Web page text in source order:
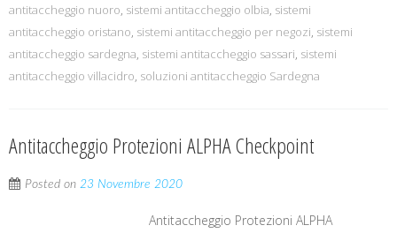
antitaccheggio nuoro, sistemi antitaccheggio olbia, sistemi
antitaccheggio oristano, sistemi antitaccheggio per negozi, sistemi
antitaccheggio sardegna, sistemi antitaccheggio sassari, sistemi
antitaccheggio villacidro, soluzioni antitaccheggio Sardegna
Antitaccheggio Protezioni ALPHA Checkpoint
Posted on 23 Novembre 2020
Antitaccheggio Protezioni ALPHA